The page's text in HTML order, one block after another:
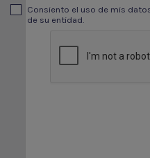
Consiento el uso de mis
de su entidad.